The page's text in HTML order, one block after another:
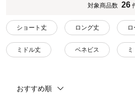
対象商品数 26
ショート丈
ミドル丈
ロング丈
ベネビス
おすすめ順